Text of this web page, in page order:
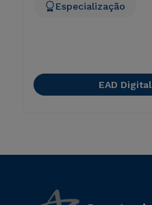
Especialização
EAD Digital